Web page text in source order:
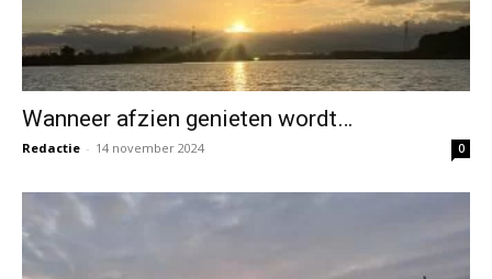
Wanneer afzien genieten wordt…
Redactie - 14 november 2024 0